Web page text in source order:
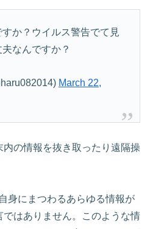
か？ウイルス警告でて見
なんですか？
March 22,
の情報を抜き取ったり遠隔操
身にまつわるあらゆる情報が
ではありません。このような情